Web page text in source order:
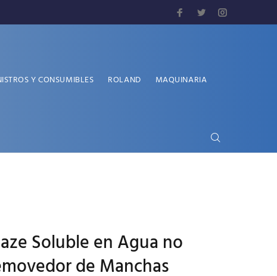
Y CONSUMIBLES ROLAND MAQUINARIA
Soluble en Agua no
de Manchas